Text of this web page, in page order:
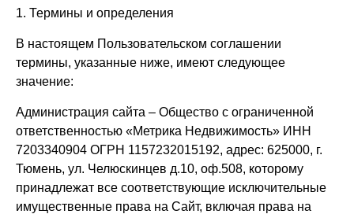
1. Термины и определения
В настоящем Пользовательском соглашении
термины, указанные ниже, имеют следующее
значение:
Администрация сайта – Общество с ограниченной
ответственностью «Метрика Недвижимость» ИНН
7203340904 ОГРН 1157232015192, адрес: 625000, г.
Тюмень, ул. Челюскинцев д.10, оф.508, которому
принадлежат все соответствующие исключительные
имущественные права на Сайт, включая права на